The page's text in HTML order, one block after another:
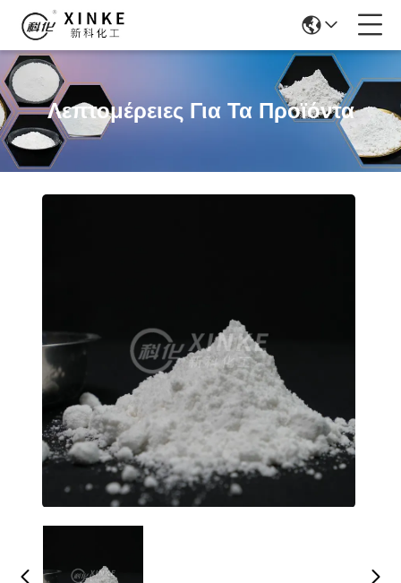
Λεπτομέρειες Για Τα Προϊόντα